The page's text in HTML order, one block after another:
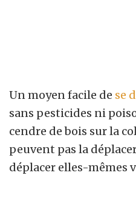
Un moyen facile de se
sans pesticides ni
cendre de bois sur la
peuvent pas la
déplacer elles-mêmes